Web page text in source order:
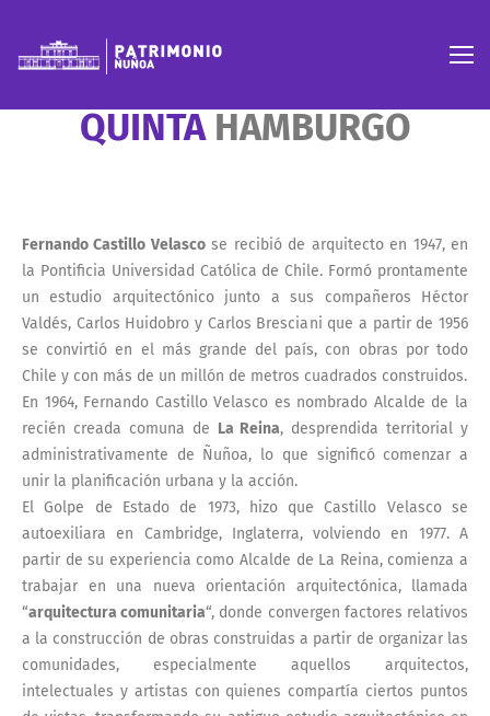
QUINTA HAMBURGO
Fernando Castillo Velascose recibió de arquitecto en 1947, en
la Pontificia Universidad Católica de Chile. Formó prontamente
un estudio arquitectónico junto a sus compañeros Héctor
Valdés, Carlos Huidobro y Carlos Bresciani que a partir de 1956
se convirtió en el más grande del país, con obras por todo
Chile y con más de un millón de metros cuadrados construidos.
En 1964, Fernando Castillo Velasco es nombrado Alcalde de la
recién creada comuna de La Reina, desprendida territorial y
administrativamente de Ñuñoa, lo que significó comenzar a
unir la planificación urbana y la acción.
El Golpe de Estado de 1973, hizo que Castillo Velasco se
autoexiliara en Cambridge, Inglaterra, volviendo en 1977. A
partir de su experiencia como Alcalde de La Reina, comienza a
trabajar en una nueva orientación arquitectónica, llamada
“arquitectura comunitaria“, donde convergen factores relativos
a la construcción de obras construidas a partir de organizar las
comunidades, especialmente aquellos arquitectos,
intelectuales y artistas con quienes compartía ciertos puntos